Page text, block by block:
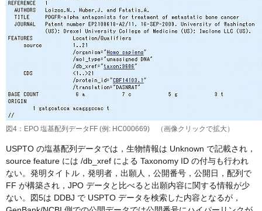
図4：EPO 塩基配列データFF (例: HC000669) （画像クリックで拡大）
USPTO の塩基配列データでは，生物情報は Unknown で記載され，
source feature には /db_xref による Taxonomy ID の付与も行われ
ない。発明タイトル，発明者，出願人，公開番号，公開日，配列で
FF が構築され，JPO データと比べると出願内容に関する情報が少
ない。図5は DDBJ で USPTO データを検索した内容となるが，